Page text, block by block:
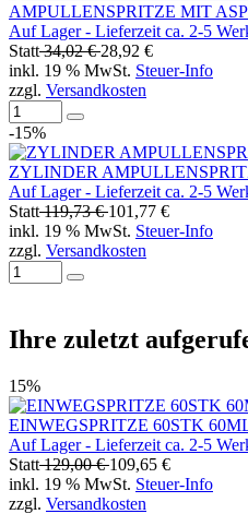
AMPULLENSPRITZE MIT
Auf Lager - Lieferzeit ca. 2-5
Statt34,02 €28,92 €
inkl. 19 % MwSt. Steuer-Info
zzgl. Versandkosten
-15%
ZYLINDER
Auf Lager - Lieferzeit ca. 2-5
Statt119,73 €101,77 €
inkl. 19 % MwSt. Steuer-Info
zzgl. Versandkosten
Ihre zuletzt
15%
EINWEGSPRITZE 60STK
Auf Lager - Lieferzeit ca. 2-5
Statt129,00 €109,65 €
inkl. 19 % MwSt. Steuer-Info
zzgl. Versandkosten